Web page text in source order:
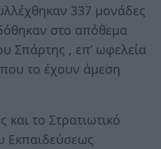
337 μονάδες
στο απόθεμα
Σπάρτης , επ’ ωφελεία
το έχουν άμεση
και το Στρατιωτικό
Εκπαιδεύσεως